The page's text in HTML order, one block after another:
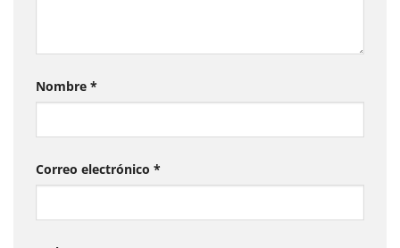
Nombre *
Correo electrónico *